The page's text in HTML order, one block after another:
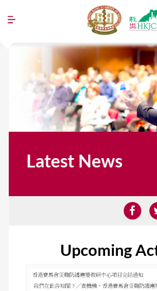
Jump to
Latest News
Upcoming